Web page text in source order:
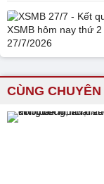
CÙNG